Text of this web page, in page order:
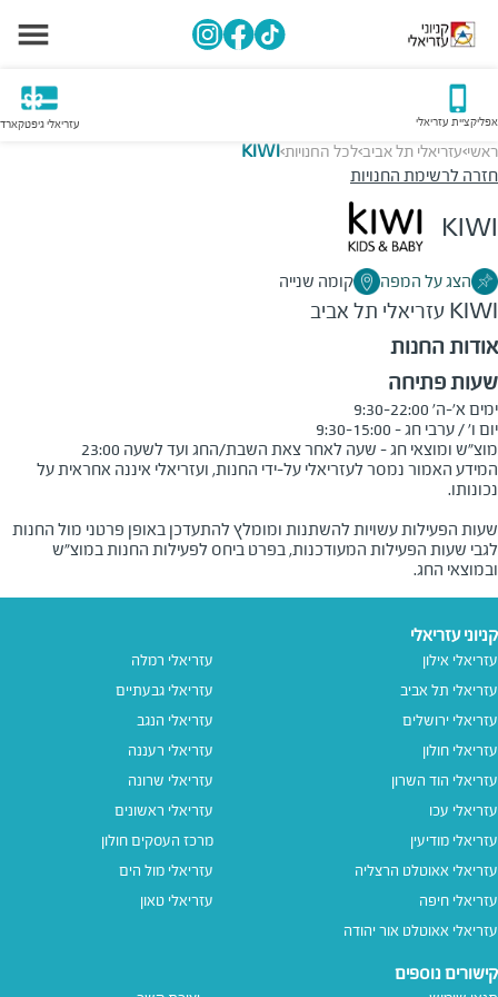
אפליקציית עזריאלי עזריאלי גיפטקארד
ראשי>עזריאלי תל אביב>לכל החנויות>
KIWI
חזרה לרשימת החנויות
KIWI
הצג על המפה קומה שנייה
KIWI עזריאלי תל אביב
אודות החנות
שעות פתיחה
מוצ"ש ומוצאי חג - שעה לאחר צאת השבת/החג ועד לשעה 23:00
המידע האמור נמסר לעזריאלי על-ידי החנות, ועזריאלי איננה אחראית על
שעות הפעילות עשויות להשתנות ומומלץ להתעדכן באופן פרטני מול החנות
לגבי שעות הפעילות המעודכנות, בפרט ביחס לפעילות החנות במוצ"ש
ובמוצאי החג.
קניוני עזריאלי
עזריאלי אילון
עזריאלי תל אביב
עזריאלי ירושלים
עזריאלי חולון
עזריאלי הוד השרון
עזריאלי עכו
עזריאלי מודיעין
עזריאלי אאוטלט הרצליה
עזריאלי חיפה
עזריאלי אאוטלט אור יהודה
עזריאלי רמלה
עזריאלי גבעתיים
עזריאלי הנגב
עזריאלי רעננה
עזריאלי שרונה
עזריאלי ראשונים
מרכז העסקים חולון
עזריאלי מול הים
עזריאלי טאון
קישורים נוספים